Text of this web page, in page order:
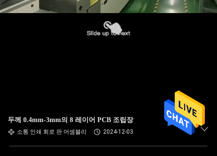
두께 0.4mm-3mm의 8 레이어 PCB 조립장
소통 인쇄 회로 판 어셈블리 2024-12-03